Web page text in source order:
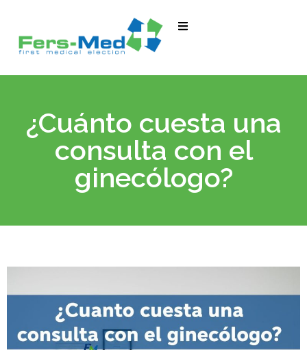
¿Cuánto cuesta una
consulta con el
ginecólogo?